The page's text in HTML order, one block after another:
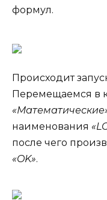
формул.
Происходит
Перемещаемся в
наименования
после чего
«OK».